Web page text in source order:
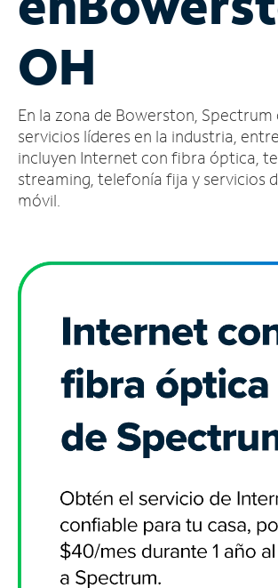
cuenta
Encuentra
tienda
OH
En la zona de Bowerston,
servicios líderes en la industria,
incluyen Internet con fibra óptica,
streaming, telefonía fija y servicios
móvil.